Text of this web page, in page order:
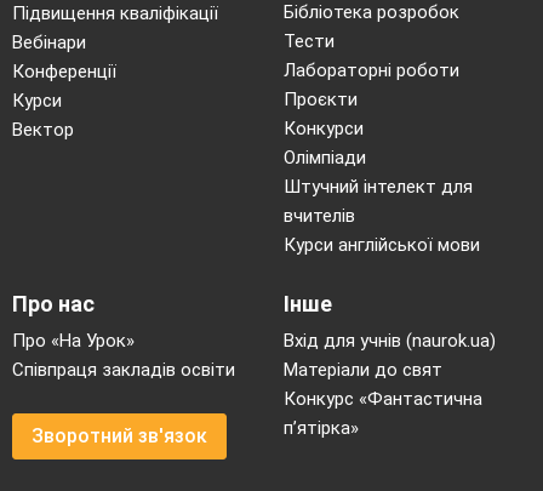
Підвищення кваліфікації
Вебінари
Конференції
Курси
Вектор
Бібліотека розробок
Тести
Лабораторні роботи
Проєкти
Конкурси
Олімпіади
Штучний інтелект для
вчителів
Курси англійської мови
Про нас
Про «На Урок»
Співпраця закладів освіти
Зворотний зв'язок
Інше
Вхід для учнів (naurok.ua)
Матеріали до свят
Конкурс «Фантастична
п’ятірка»